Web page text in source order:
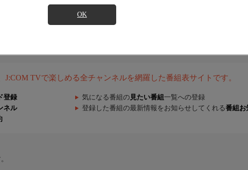
OK
J:COM TVで楽しめる全チャンネルを網羅した番組表サイトです。
登録 気になる番組の 見たい番組 一覧への登録
ネル 登録した番組の最新情報をお知らせしてくれる番組お